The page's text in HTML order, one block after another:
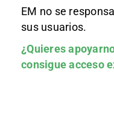
EM no se
sus usuarios.
¿Quieres
consigue acceso